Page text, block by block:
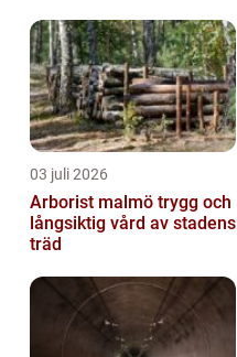
03 juli 2026
Arborist malmö trygg och
långsiktig vård av stadens
träd